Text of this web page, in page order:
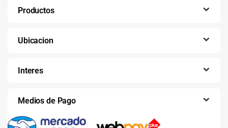
Productos
Ubicacion
Interes
Medios de Pago